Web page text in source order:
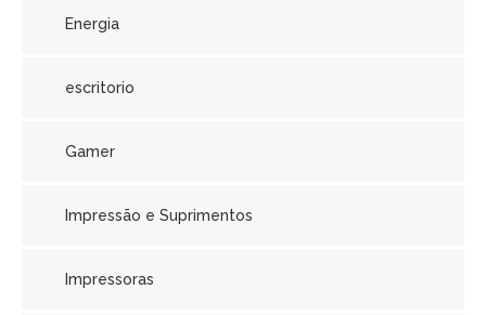
Energia
escritorio
Gamer
Impressão e Suprimentos
Impressoras